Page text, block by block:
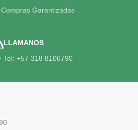
Compras Garantizadas
LLAMANOS
Tel: +57 318 8106790